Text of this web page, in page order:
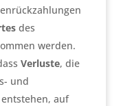
des
werden.
Verluste, die
und
auf